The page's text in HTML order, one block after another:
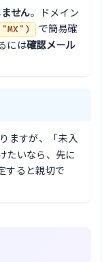
せん。ドメイン
で簡易確
には確認メール
ますが、「未入
たいなら、先に
すると親切で